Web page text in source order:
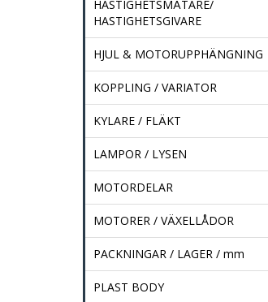
HASTIGHETSMÄTARE/
HASTIGHETSGIVARE
HJUL & MOTORUPPHÄNGNING
KOPPLING / VARIATOR
KYLARE / FLÄKT
LAMPOR / LYSEN
MOTORDELAR
MOTORER / VÄXELLÅDOR
PACKNINGAR / LAGER / mm
PLAST BODY